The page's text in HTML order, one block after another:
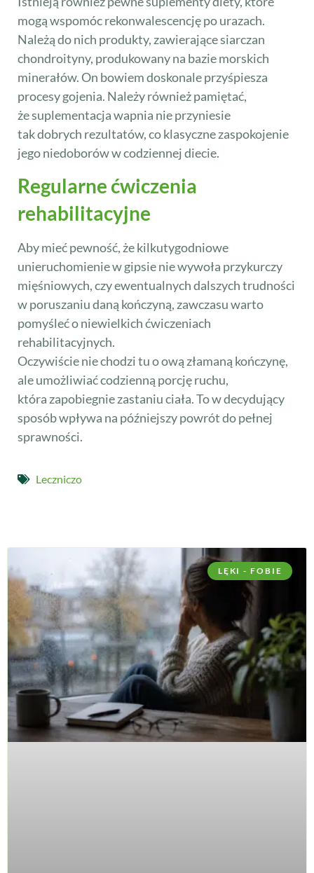
mogą wspomóc rekonwalescencję po urazach.
Należą do nich produkty, zawierające siarczan
chondroityny, produkowany na bazie morskich
minerałów. On bowiem doskonale przyśpiesza
procesy gojenia. Należy również pamiętać,
że suplementacja wapnia nie przyniesie
tak dobrych rezultatów, co klasyczne zaspokojenie
jego niedoborów w codziennej diecie.
Regularne ćwiczenia
rehabilitacyjne
Aby mieć pewność, że kilkutygodniowe
unieruchomienie w gipsie nie wywoła przykurczy
mięśniowych, czy ewentualnych dalszych trudności
w poruszaniu daną kończyną, zawczasu warto
pomyśleć o niewielkich ćwiczeniach
rehabilitacyjnych.
Oczywiście nie chodzi tu o ową złamaną kończynę,
ale umożliwiać codzienną porcję ruchu,
która zapobiegnie zastaniu ciała. To w decydujący
sposób wpływa na późniejszy powrót do pełnej
sprawności.
Leczniczo
LĘKI - FOBIE